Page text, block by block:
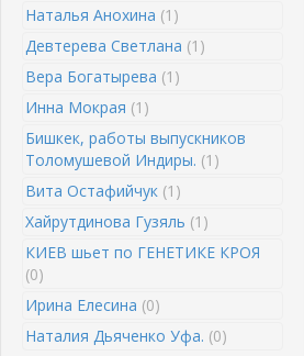
Наталья Анохина (1)
Девтерева Светлана (1)
Вера Богатырева (1)
Инна Мокрая (1)
Бишкек, работы выпускников
Толомушевой Индиры. (1)
Вита Остафийчук (1)
Хайрутдинова Гузяль (1)
КИЕВ шьет по ГЕНЕТИКЕ КРОЯ
(0)
Ирина Елесина (0)
Наталия Дьяченко Уфа. (0)